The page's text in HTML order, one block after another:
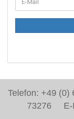
Telefon: +49
73276 E-